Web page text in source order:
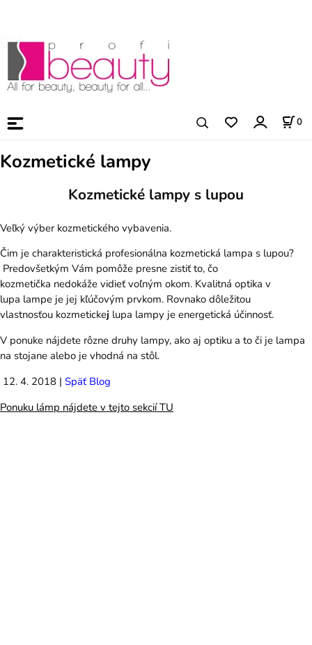
0
Kozmetické lampy
Kozmetické lampy s lupou
Veľký výber kozmetického vybavenia.
Čim je charakteristická profesionálna kozmetická lampa s lupou?
Predovšetkým Vám pomôže presne zistiť to, čo
kozmetička nedokáže vidieť voľným okom. Kvalitná optika v
lupa lampe je jej kľúčovým prvkom. Rovnako dôležitou
vlastnosťou kozmetickej lupa lampy je energetická účinnosť.
V ponuke nájdete rôzne druhy lampy, ako aj optiku a to či je lampa
na stojane alebo je vhodná na stôl.
12. 4. 2018 | Späť Blog
Ponuku lámp nájdete v tejto sekcií TU